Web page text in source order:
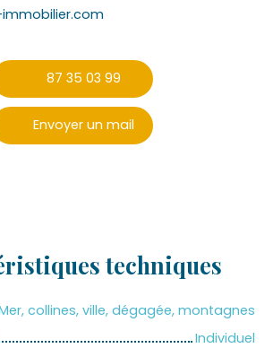
87 35 03 99
Envoyer un mail
techniques
collines, ville, dégagée, montagnes
Individuel